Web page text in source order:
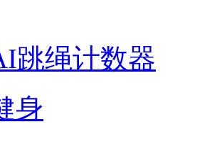
跳绳计数器
身